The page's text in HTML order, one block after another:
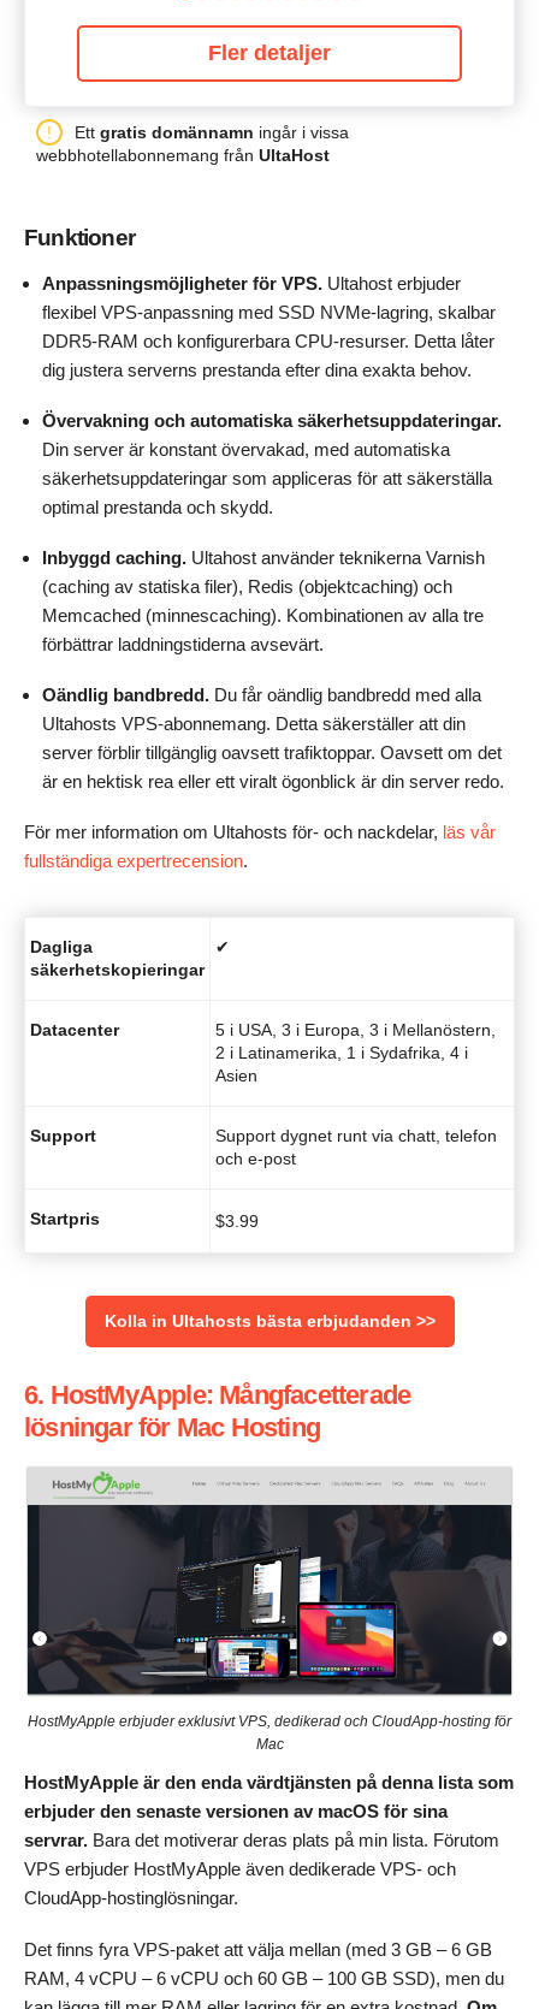
Fler detaljer
Ett gratis domännamn ingår i vissa
webbhotellabonnemang från UltaHost
Funktioner
Anpassningsmöjligheter för VPS. Ultahost erbjuder
flexibel VPS-anpassning med SSD NVMe-lagring, skalbar
DDR5-RAM och konfigurerbara CPU-resurser. Detta låter
dig justera serverns prestanda efter dina exakta behov.
Övervakning och automatiska säkerhetsuppdateringar.
Din server är konstant övervakad, med automatiska
säkerhetsuppdateringar som appliceras för att säkerställa
optimal prestanda och skydd.
Inbyggd caching. Ultahost använder teknikerna Varnish
(caching av statiska filer), Redis (objektcaching) och
Memcached (minnescaching). Kombinationen av alla tre
förbättrar laddningstiderna avsevärt.
Oändlig bandbredd. Du får oändlig bandbredd med alla
Ultahosts VPS-abonnemang. Detta säkerställer att din
server förblir tillgänglig oavsett trafiktoppar. Oavsett om det
är en hektisk rea eller ett viralt ögonblick är din server redo.
För mer information om Ultahosts för- och nackdelar, läs vår
fullständiga expertrecension.
Dagliga
säkerhetskopieringar
✔
Datacenter
5 i USA, 3 i Europa, 3 i Mellanöstern,
2 i Latinamerika, 1 i Sydafrika, 4 i
Asien
Support
Support dygnet runt via chatt, telefon
och e-post
Startpris $3.99
Kolla in Ultahosts bästa erbjudanden >>
6. HostMyApple: Mångfacetterade
lösningar för Mac Hosting
HostMyApple erbjuder exklusivt VPS, dedikerad och CloudApp-hosting för
Mac
HostMyApple är den enda värdtjänsten på denna lista som
erbjuder den senaste versionen av macOS för sina
servrar. Bara det motiverar deras plats på min lista. Förutom
VPS erbjuder HostMyApple även dedikerade VPS- och
CloudApp-hostinglösningar.
Det finns fyra VPS-paket att välja mellan (med 3 GB – 6 GB
RAM, 4 vCPU – 6 vCPU och 60 GB – 100 GB SSD), men du